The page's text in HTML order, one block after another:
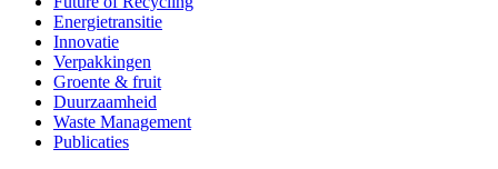
Energietransitie
Innovatie
Verpakkingen
Groente & fruit
Duurzaamheid
Waste Management
Publicaties